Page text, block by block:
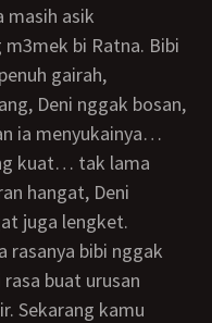
masih asik
bi Ratna. Bibi
gairah,
Deni nggak bosan,
ia menyukainya…
hangat, Deni
juga lengket.
buat urusan
Sekarang kamu